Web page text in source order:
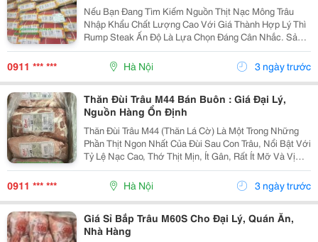
Nếu Bạn Đang Tìm Kiếm Nguồn Thịt Nạc Mông Trâu
Nhập Khẩu Chất Lượng Cao Với Giá Thành Hợp Lý Thì
Rump Steak Ấn Độ Là Lựa Chọn Đáng Cân Nhắc. Sản
Phẩm Được Thực Phẩm Sạch Việt Nam Nhập Khẩu
Chính Ngạch Từ Ấn Độ, Đầy Đủ Giấy Tờ Kiểm Dịch,
Chứng Nhận...
0911 *** *** Hà Nội 3 ngày trước
Thăn Đùi Trâu M44 Bán Buôn : Giá Đại Lý,
Nguồn Hàng Ổn Định
Thăn Đùi Trâu M44 (Thăn Lá Cờ) Là Một Trong Những
Phần Thịt Ngon Nhất Của Đùi Sau Con Trâu, Nổi Bật Với
Tỷ Lệ Nạc Cao, Thớ Thịt Mịn, Ít Gân, Rất Ít Mỡ Và Vị
Ngọt Tự Nhiên . Sau Khi Chế Biến, Thịt Mềm, Săn
Chắc, Không Khô, Dễ Thấm Gia Vị Và Phù Hợp...
0911 *** *** Hà Nội 3 ngày trước
Giá Sỉ Bắp Trâu M60S Cho Đại Lý, Quán Ăn,
Nhà Hàng